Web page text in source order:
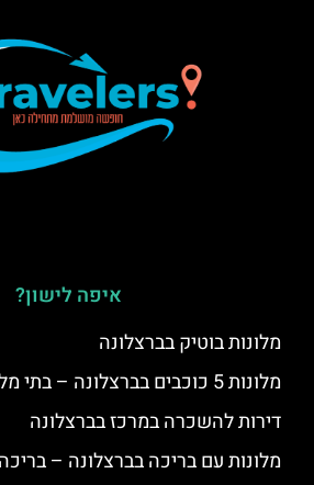
איפה לישון?
מלונות בוטיק בברצלונה
מלונות 5 כוכבים בברצלונה – בתי מלון יוקרתיים
דירות להשכרה במרכז בברצלונה
מלונות עם בריכה בברצלונה –